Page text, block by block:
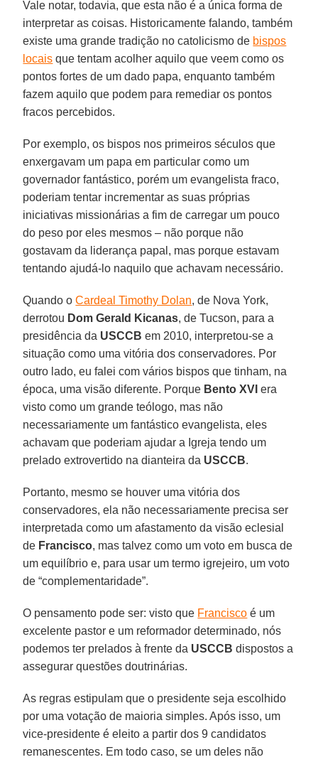
Vale notar, todavia, que esta não é a única forma de
interpretar as coisas. Historicamente falando, também
existe uma grande tradição no catolicismo de bispos
locais que tentam acolher aquilo que veem como os
pontos fortes de um dado papa, enquanto também
fazem aquilo que podem para remediar os pontos
fracos percebidos.
Por exemplo, os bispos nos primeiros séculos que
enxergavam um papa em particular como um
governador fantástico, porém um evangelista fraco,
poderiam tentar incrementar as suas próprias
iniciativas missionárias a fim de carregar um pouco
do peso por eles mesmos – não porque não
gostavam da liderança papal, mas porque estavam
tentando ajudá-lo naquilo que achavam necessário.
Quando oCardeal Timothy Dolan, de Nova York,
derrotou Dom Gerald Kicanas, de Tucson, para a
presidência da USCCB em 2010, interpretou-se a
situação como uma vitória dos conservadores. Por
outro lado, eu falei com vários bispos que tinham, na
época, uma visão diferente. Porque Bento XVI era
visto como um grande teólogo, mas não
necessariamente um fantástico evangelista, eles
achavam que poderiam ajudar a Igreja tendo um
prelado extrovertido na dianteira da USCCB.
Portanto, mesmo se houver uma vitória dos
conservadores, ela não necessariamente precisa ser
interpretada como um afastamento da visão eclesial
de Francisco, mas talvez como um voto em busca de
um equilíbrio e, para usar um termo igrejeiro, um voto
de “complementaridade”.
O pensamento pode ser: visto que Francisco é um
excelente pastor e um reformador determinado, nós
podemos ter prelados à frente da USCCB dispostos a
assegurar questões doutrinárias.
As regras estipulam que o presidente seja escolhido
por uma votação de maioria simples. Após isso, um
vice-presidente é eleito a partir dos 9 candidatos
remanescentes. Em todo caso, se um deles não